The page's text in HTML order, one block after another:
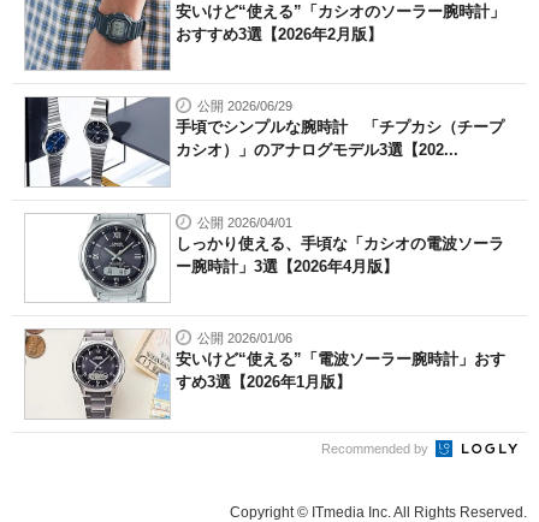
安いけど“使える”「カシオのソーラー腕時計」
おすすめ3選【2026年2月版】
公開 2026/06/29
手頃でシンプルな腕時計 「チプカシ（チープ
カシオ）」のアナログモデル3選【202...
公開 2026/04/01
しっかり使える、手頃な「カシオの電波ソーラ
ー腕時計」3選【2026年4月版】
公開 2026/01/06
安いけど“使える”「電波ソーラー腕時計」おす
すめ3選【2026年1月版】
Recommended by
Copyright © ITmedia Inc. All Rights Reserved.